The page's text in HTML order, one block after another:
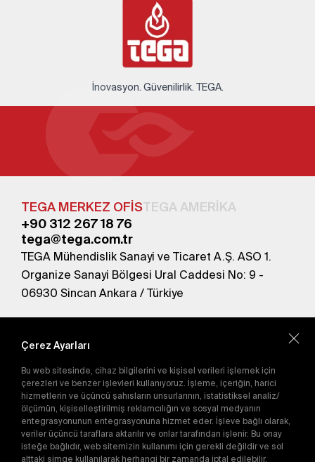
İnovasyon. Güvenilirlik. TEGA.
TEGA MERKEZ OFİSTEGA AMERİKA
+90 312 267 18 76
tega@tega.com.tr
TEGA Mühendislik Sanayi ve Ticaret A.Ş. ASO 1.
Organize Sanayi Bölgesi Ural Caddesi No: 9 -
06930 Sincan Ankara / Türkiye
abone olun.
Gönder
Abone olarakGizlilik Politikası'nı
kabul etmiş
olursunuz.
Çerez Ayarları
Bu web sitesinde, cihaz bilgilerini ve kişisel verileri işlemek için
çerezleri ve benzer işlevleri kullanıyoruz. İşleme, içeriğin, harici
hizmetlerin ve üçüncü şahısların unsurlarının, istatistiksel analiz/
ölçümün, kişiselleştirilmiş reklamcılığın ve sosyal medyanın
entegrasyonunun entegrasyonuna hizmet eder. İşleve bağlı olarak,
veriler üçüncü taraflara aktarılır ve onlar tarafından işlenir. Bu onay
isteğe bağlıdır, web sitemizin kullanımı için gerekli değildir ve sol
alttaki simge kullanılarak herhangi bir zamanda iptal edilebilir.